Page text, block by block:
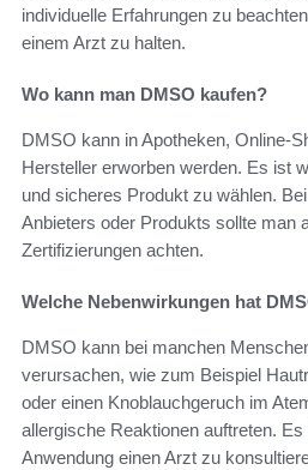
individuelle Erfahrungen zu
einem Arzt zu halten.
Wo kann man DMSO kaufen?
DMSO kann in Apotheken, Online-
Hersteller erworben werden. Es ist
und sicheres Produkt zu wählen.
Anbieters oder Produkts sollte man
Zertifizierungen achten.
Welche Nebenwirkungen hat
DMSO kann bei manchen
verursachen, wie zum Beispiel
oder einen Knoblauchgeruch im
allergische Reaktionen auftreten.
Anwendung einen Arzt zu